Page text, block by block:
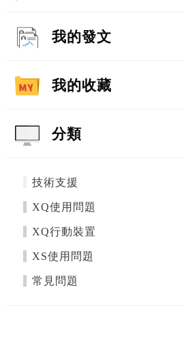
我的發文
我的收藏
分類
技術支援
XQ使用問題
XQ行動裝置
XS使用問題
常見問題